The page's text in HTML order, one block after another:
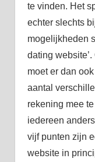
te vinden. Het
echter slechts
mogelijkheden
dating
moet er dan
aantal
rekening mee
iedereen
vijf punten zijn
website in